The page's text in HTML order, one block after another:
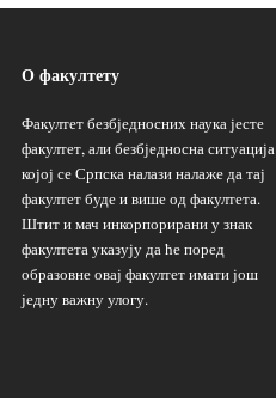
О факултету
Факултет безбједносних наука јесте
факултет, али безбједносна
којој се Српска налази налаже да тај
факултет буде и више од факултета.
Штит и мач инкорпорирани у знак
факултета указују да ће поред
образовне овај факултет имати још
једну важну улогу.